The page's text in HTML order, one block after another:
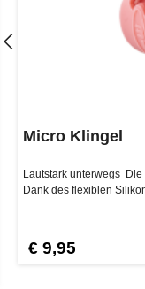
Micro Klingel
Lautstark unterwegs
Dank des flexiblen
€ 9,95